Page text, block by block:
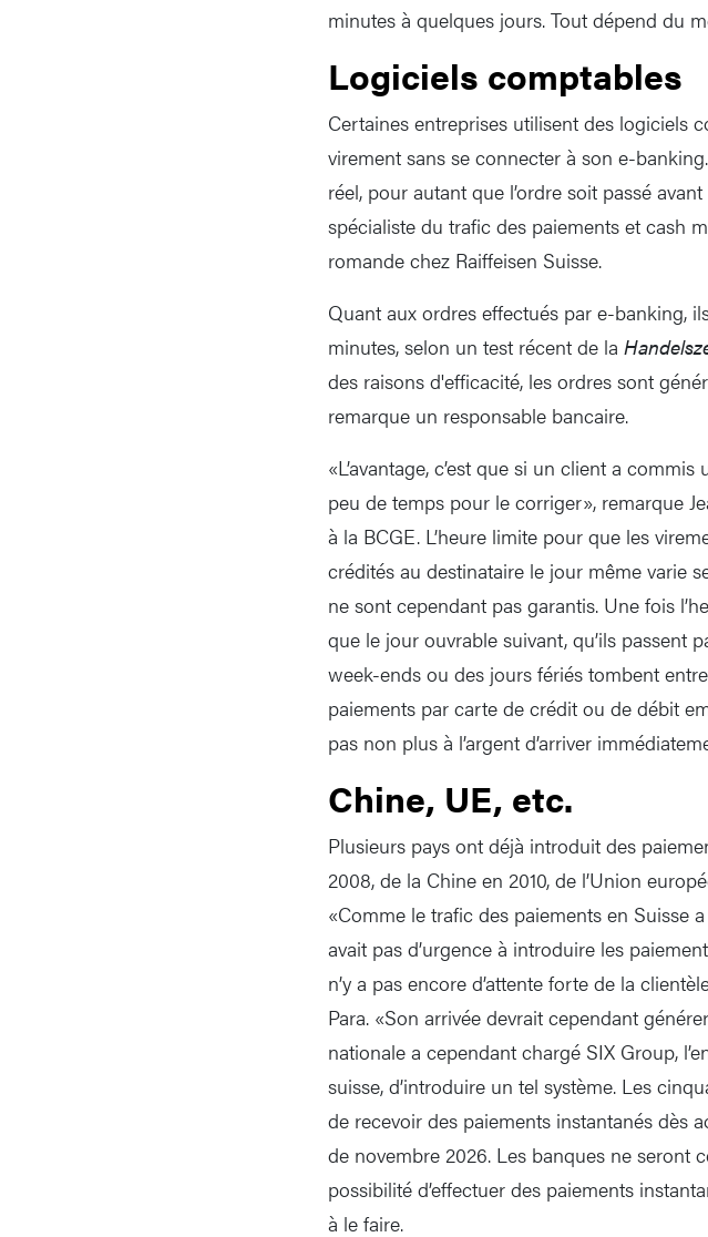
minutes à quelques jours. Tout dépend du
Logiciels comptables
Certaines entreprises utilisent des logiciels
virement sans se connecter à son e-
réel, pour autant que l’ordre soit passé
spécialiste du trafic des paiements et cash
romande chez Raiffeisen Suisse.
Quant aux ordres effectués par e-banking,
minutes, selon un test récent de la
des raisons d'efficacité, les ordres sont
remarque un responsable bancaire.
«L’avantage, c’est que si un client a
peu de temps pour le corriger», remarque
à la BCGE. L’heure limite pour que les
crédités au destinataire le jour même varie
ne sont cependant pas garantis. Une fois
que le jour ouvrable suivant, qu’ils passent
week-ends ou des jours fériés tombent
paiements par carte de crédit ou de débit
pas non plus à l’argent d’arriver
Chine, UE, etc.
Plusieurs pays ont déjà introduit des
2008, de la Chine en 2010, de l’Union
«Comme le trafic des paiements en Suisse
avait pas d’urgence à introduire les
n’y a pas encore d’attente forte de la
Para. «Son arrivée devrait cependant
nationale a cependant chargé SIX Group,
suisse, d’introduire un tel système. Les
de recevoir des paiements instantanés dès
de novembre 2026. Les banques ne seront
possibilité d’effectuer des paiements
à le faire.